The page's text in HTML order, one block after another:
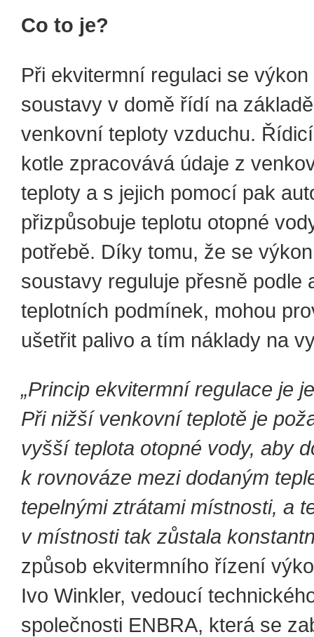
Co to je?
Při ekvitermní regulaci se výkon
soustavy v domě řídí na
venkovní teploty vzduchu.
kotle zpracovává údaje z
teploty a s jejich pomocí pak
přizpůsobuje teplotu otopné
potřebě. Díky tomu, že se
soustavy reguluje přesně podle
teplotních podmínek, mohou
ušetřit palivo a tím náklady na
„Princip ekvitermní regulace je
Při nižší venkovní teplotě je
vyšší teplota otopné vody, aby
k rovnováze mezi dodaným
tepelnými ztrátami místnosti, a
v místnosti tak zůstala
způsob ekvitermního řízení
Ivo Winkler, vedoucí
společnosti ENBRA, která se